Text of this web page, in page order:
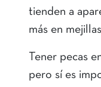
tienden a
más en
Tener pecas
pero sí es